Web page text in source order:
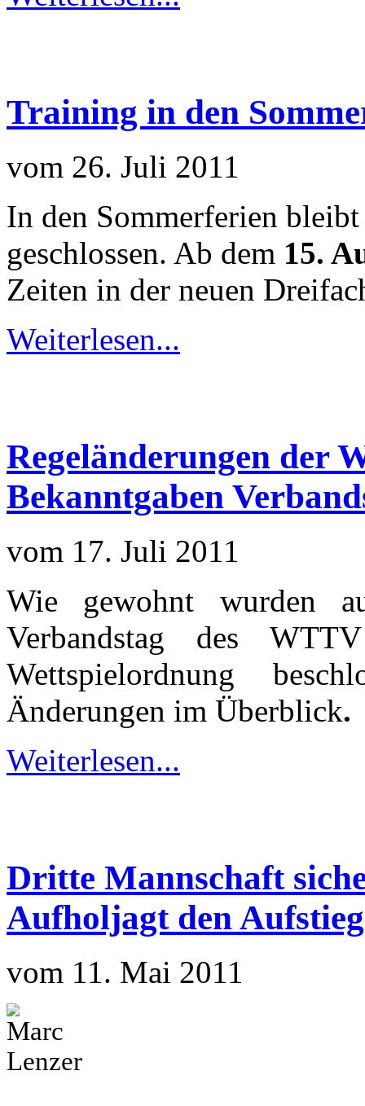
Training in den
vom 26. Juli 2011
In den Sommerferien
geschlossen. Ab dem 15.
Zeiten in der neuen
Weiterlesen...
Regeländerungen der
Bekanntgaben
vom 17. Juli 2011
Wie gewohnt wurden
Verbandstag des
Wettspielordnung
Änderungen im Überblick.
Weiterlesen...
Dritte Mannschaft
Aufholjagt den
vom 11. Mai 2011